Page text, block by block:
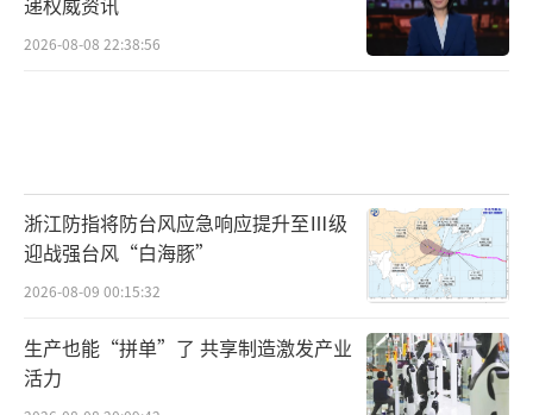
2026-08-08 22:38:56
浙江防指将防台风应急响应提升至Ⅲ级
迎战强台风“白海豚”
2026-08-09 00:15:32
生产也能“拼单”了 共享制造激发产业
活力